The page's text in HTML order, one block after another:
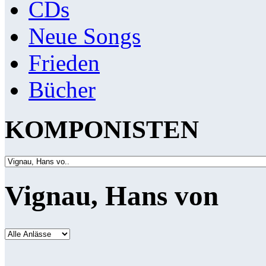
CDs
Neue Songs
Frieden
Bücher
KOMPONISTEN
Vignau, Hans von